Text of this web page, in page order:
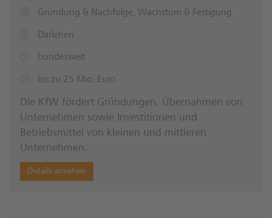
Gründung & Nachfolge, Wachstum & Festigung
Darlehen
bundesweit
bis zu 25 Mio. Euro
Die KfW fördert Gründungen, Übernahmen von
Unternehmen sowie Investitionen und
Betriebsmittel von kleinen und mittleren
Unternehmen.
Details ansehen